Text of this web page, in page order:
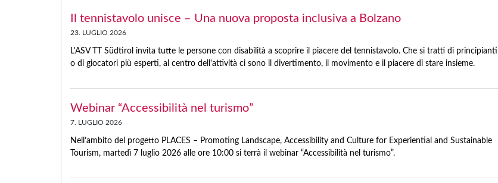
Il tennistavolo unisce – Una nuova proposta inclusiva a Bolzano
23. LUGLIO 2026
L'ASV TT Südtirol invita tutte le persone con disabilità a scoprire il piacere del tennistavolo. Che si tratti di principianti
o di giocatori più esperti, al centro dell'attività ci sono il divertimento, il movimento e il piacere di stare insieme.
Webinar “Accessibilità nel turismo”
7. LUGLIO 2026
Nell’ambito del progetto PLACES – Promoting Landscape, Accessibility and Culture for Experiential and Sustainable
Tourism, martedì 7 luglio 2026 alle ore 10:00 si terrà il webinar “Accessibilità nel turismo”.